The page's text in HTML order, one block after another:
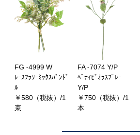
FG -4999 W
ﾚｰｽﾌﾗﾜｰﾐｯｸｽﾊﾞﾝﾄﾞ
ﾙ
￥580（税抜）/1
束
FA -7074 Y/P
ﾍﾟﾃｨﾋﾞｵﾗｽﾌﾟﾚｰ
Y/P
￥750（税抜）/1
本